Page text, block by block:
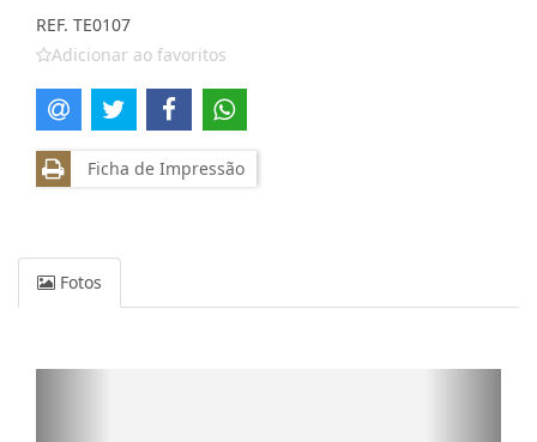
REF. TE0107
Adicionar ao favoritos
Ficha de Impressão
Fotos